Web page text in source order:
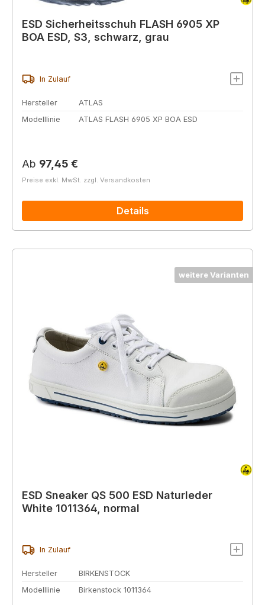
ESD Sicherheitsschuh FLASH 6905 XP
BOA ESD, S3, schwarz, grau
In Zulauf
Hersteller
ATLAS
Modelllinie
ATLAS FLASH 6905 XP BOA ESD
Regulärer Preis:
Ab 97,45 €
Preise exkl. MwSt. zzgl. Versandkosten
Details
weitere Varianten
ESD Sneaker QS 500 ESD Naturleder
White 1011364, normal
In Zulauf
Hersteller
BIRKENSTOCK
Modelllinie
Birkenstock 1011364